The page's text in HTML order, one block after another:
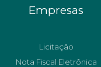
Empresas
Licitação
Nota Fiscal Eletrônica